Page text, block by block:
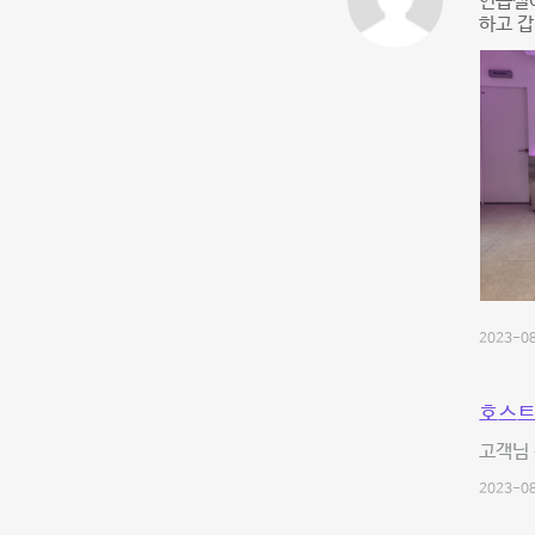
하고
2023-
호스
고객님
2023-